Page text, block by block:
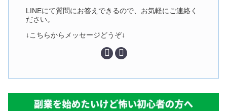
LINEにて質問にお答えできるので、お気軽にご連絡く
ださい。
↓こちらからメッセージどうぞ↓